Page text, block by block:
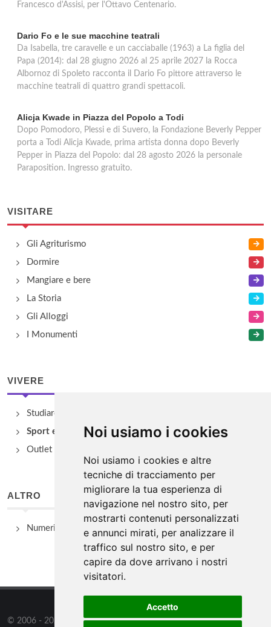
Noi usiamo i cookies
Noi usiamo i cookies e altre
tecniche di tracciamento per
migliorare la tua esperienza di
navigazione nel nostro sito, per
mostrarti contenuti personalizzati
e annunci mirati, per analizzare il
traffico sul nostro sito, e per
capire da dove arrivano i nostri
visitatori.
Accetto
Francesco d'Assisi, per l'Ottavo Centenario.
Dario Fo e le sue macchine teatrali
Da Isabella, tre caravelle e un cacciaballe (1963) a La figlia del
Papa (2014): dal 28 giugno 2026 al 25 aprile 2027 la Rocca
Albornoz di Spoleto racconta il Dario Fo pittore attraverso le
macchine teatrali di quattro grandi spettacoli.
Alicja Kwade in Piazza del Popolo a Todi
Dopo Pomodoro, Plessi e di Suvero, la Fondazione Beverly Pepper
porta a Todi Alicja Kwade, prima artista donna dopo Beverly
Pepper in Piazza del Popolo: dal 28 agosto 2026 la personale
Paraposition. Ingresso gratuito.
VISITARE
Gli Agriturismo
Dormire
Mangiare e bere
La Storia
Gli Alloggi
I Monumenti
VIVERE
Studiare
Sport e Benessere
Outlet e spacci aziendali
ALTRO
Numeri Utili
© 2006 - 2026 WSG3 STUDIOtutti i diritti riservati. Powered by